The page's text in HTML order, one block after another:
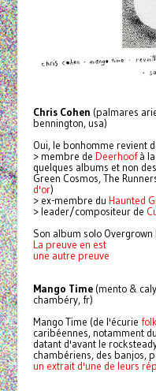
Chris Cohen (palmares
bennington, usa)
Oui, le bonhomme revient
> membre de Deerhoofà la
quelques albums et non
Green Cosmos, The
d'or)
> ex-membre du Haunted
> leader/compositeur de
Son album solo
La preuve en est
une autre preuve
Mango Time(mento &
chambéry, fr)
Mango Time (de l'écurie
caribéennes, notamment
datant d'avant le
chambériens, des banjos,
un extrait d'une de leurs